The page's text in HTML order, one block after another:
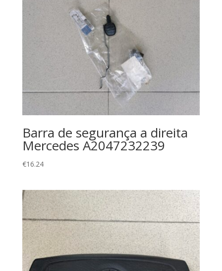
Barra de segurança a direita
Mercedes A2047232239
€16.24